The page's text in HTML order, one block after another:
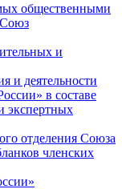
общественными
и
и деятельности
в составе
экспертных
отделения Союза
членских